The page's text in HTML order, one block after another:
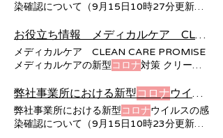
染確認について（9月15日10時27分更新）
お知らせ一覧へ 弊社事業所における新型
ロナウイルスの感染確認について（ 9月15
日10時27分更新） 8月25日、弊社事業所ケ
アホームあきもと住宅型有料老人ホームのご
利用者様3名が、新型 コロナウイルスに感染
していたことを確認いたしました。 本件に
おいては、ご利用者様5名が、新型コロナウ
イルスに感染していたことを確認しておりま
お役立ち情報 メディカルケア CLEAN CARE PRO... | 株式会社メディカルケア
メディカルケア CLEAN CARE PROMISE
メディカルケアの新型コロナ対策 クリーン
お役立ち情報をご案内いたします。 「新型
コロナウイルス感染症」 高齢者として気を
つけたいポイントｑ 新型コロナウイルス対
応に関する居宅サービス（通所）利用者・ご
弊社事業所における新型コロナウイルスの感染確認について（9月15日10時23分更新）｜株式会社メディカルケア
弊社事業所における新型コロナウイルスの感
染確認について（9月15日10時23分更新）